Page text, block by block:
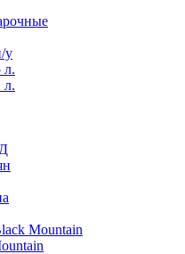
у
л.
л.
Mountain